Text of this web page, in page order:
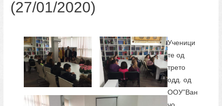
(27/01/2020)
Ученици
те од
трето
одд. од
ООУ”Ван